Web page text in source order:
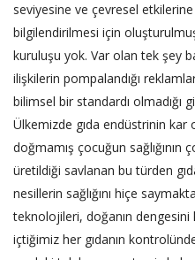
seviyesine ve çevresel
bilgilendirilmesi için
kuruluşu yok. Var olan tek şey
ilişkilerin pompalandığı
bilimsel bir standardı olmadığı
Ülkemizde gıda endüstrinin kar
doğmamış çocuğun sağlığının
üretildiği savlanan bu türden
nesillerin sağlığını hiçe
teknolojileri, doğanın dengesini
içtiğimiz her gıdanın